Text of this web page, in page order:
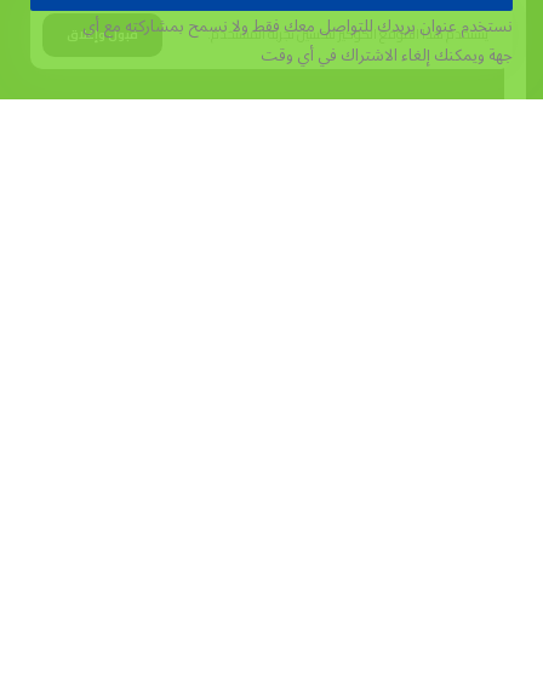
يستخدم هذا الموقع الكوكيز لتحسين تجربة المستخدم. قبول وإغلاق
نستخدم عنوان بريدك للتواصل معك فقط ولا نسمح بمشاركته مع أي
جهةويمكنك إلغاء الاشتراك في أي وقت